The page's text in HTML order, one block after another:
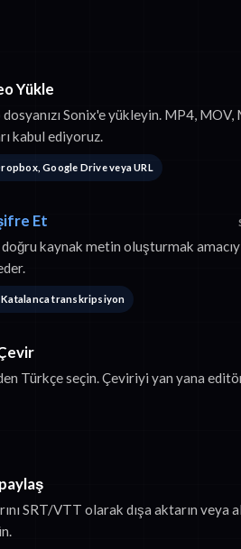
Yükle
Sonix'e yükleyin. MP4, MOV,
kabul ediyoruz.
Google Drive veya URL
Et
kaynak metin oluşturmak
transkripsiyon
Türkçe seçin. Çeviriyi yan yana
SRT/VTT olarak dışa aktarın veya